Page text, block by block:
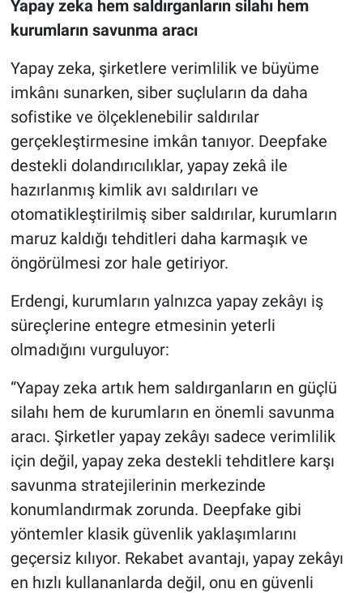
Yapay zeka hem saldırganların silahı hem
kurumların savunma aracı
Yapay zeka, şirketlere verimlilik ve büyüme
imkânı sunarken, siber suçluların da daha
sofistike ve ölçeklenebilir saldırılar
gerçekleştirmesine imkân tanıyor. Deepfake
destekli dolandırıcılıklar, yapay zekâ ile
hazırlanmış kimlik avı saldırıları ve
otomatikleştirilmiş siber saldırılar, kurumların
maruz kaldığı tehditleri daha karmaşık ve
öngörülmesi zor hale getiriyor.
Erdengi, kurumların yalnızca yapay zekâyı iş
süreçlerine entegre etmesinin yeterli
olmadığını vurguluyor:
“Yapay zeka artık hem saldırganların en güçlü
silahı hem de kurumların en önemli savunma
aracı. Şirketler yapay zekâyı sadece verimlilik
için değil, yapay zeka destekli tehditlere karşı
savunma stratejilerinin merkezinde
konumlandırmak zorunda. Deepfake gibi
yöntemler klasik güvenlik yaklaşımlarını
geçersiz kılıyor. Rekabet avantajı, yapay zekâyı
en hızlı kullananlarda değil, onu en güvenli